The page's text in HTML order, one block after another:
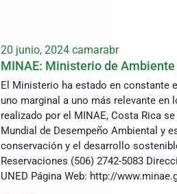
20 junio, 2024 camarabr
MINAE: Ministerio de Ambiente
El Ministerio ha estado en constante
uno marginal a uno más relevante
realizado por el MINAE, Costa Rica
Mundial de Desempeño Ambiental y
conservación y el desarrollo
Reservaciones (506) 2742-5083
UNED Página Web: http://